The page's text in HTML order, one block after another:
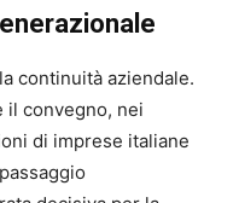
continuità aziendale.
il convegno, nei
di imprese italiane